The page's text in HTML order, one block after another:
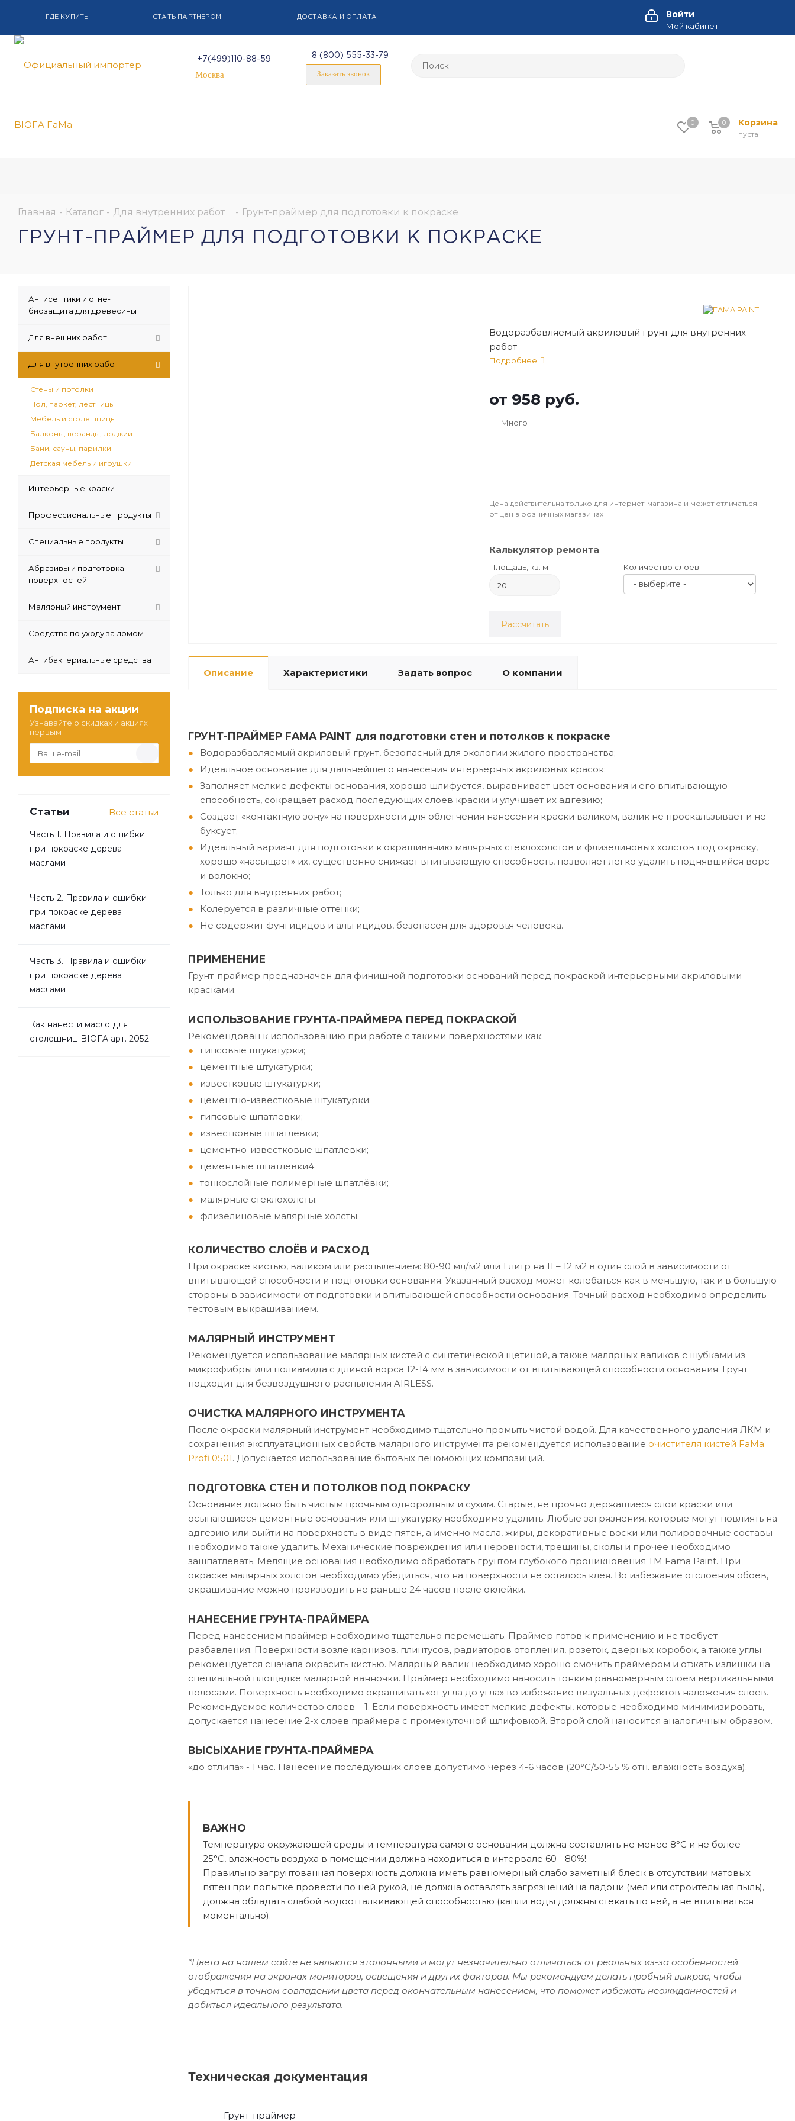
ГДЕ КУПИТЬ СТАТЬ ПАРТНЕРОМ ДОСТАВКА И ОПЛАТА Войти
Мой кабинет
+7(499)110-88-59
Москва
8 (800) 555-33-79
Заказать звонок
0 Корзина
пуста
0
Главная - Каталог - Для внутренних работ - Грунт-праймер для подготовки к покраске
ГРУНТ-ПРАЙМЕР ДЛЯ ПОДГОТОВКИ К ПОКРАСКЕ
Водоразбавляемый акриловый грунт для внутренних
работ
Подробнее
от 958 руб.
Много
Цена действительна только для интернет-магазина и может отличаться
от цен в розничных магазинах
Калькулятор ремонта
Площадь, кв. м Количество слоев
Рассчитать
Описание Характеристики Задать вопрос О компании
ГРУНТ-ПРАЙМЕР FAMA PAINT для подготовки стен и потолков к покраске
Водоразбавляемый акриловый грунт, безопасный для экологии жилого пространства;
Идеальное основание для дальнейшего нанесения интерьерных акриловых красок;
Заполняет мелкие дефекты основания, хорошо шлифуется, выравнивает цвет основания и его впитывающую
способность, сокращает расход последующих слоев краски и улучшает их адгезию;
Создает «контактную зону» на поверхности для облегчения нанесения краски валиком, валик не проскальзывает и не
буксует;
Идеальный вариант для подготовки к окрашиванию малярных стеклохолстов и флизелиновых холстов под окраску,
хорошо «насыщает» их, существенно снижает впитывающую способность, позволяет легко удалить поднявшийся ворс
и волокно;
Только для внутренних работ;
Колеруется в различные оттенки;
Не содержит фунгицидов и альгицидов, безопасен для здоровья человека.
ПРИМЕНЕНИЕ
Грунт-праймер предназначен для финишной подготовки оснований перед покраской интерьерными акриловыми
красками.
ИСПОЛЬЗОВАНИЕ ГРУНТА-ПРАЙМЕРА ПЕРЕД ПОКРАСКОЙ
Рекомендован к использованию при работе с такими поверхностями как:
гипсовые штукатурки;
цементные штукатурки;
известковые штукатурки;
цементно-известковые штукатурки;
гипсовые шпатлевки;
известковые шпатлевки;
цементно-известковые шпатлевки;
цементные шпатлевки4
тонкослойные полимерные шпатлёвки;
малярные стеклохолсты;
флизелиновые малярные холсты.
КОЛИЧЕСТВО СЛОЁВ И РАСХОД
При окраске кистью, валиком или распылением: 80-90 мл/м2 или 1 литр на 11 – 12 м2 в один слой в зависимости от
впитывающей способности и подготовки основания. Указанный расход может колебаться как в меньшую, так и в большую
стороны в зависимости от подготовки и впитывающей способности основания. Точный расход необходимо определить
тестовым выкрашиванием.
МАЛЯРНЫЙ ИНСТРУМЕНТ
Рекомендуется использование малярных кистей с синтетической щетиной, а также малярных валиков с шубками из
микрофибры или полиамида с длиной ворса 12-14 мм в зависимости от впитывающей способности основания. Грунт
подходит для безвоздушного распыления AIRLESS.
ОЧИСТКА МАЛЯРНОГО ИНСТРУМЕНТА
После окраски малярный инструмент необходимо тщательно промыть чистой водой. Для качественного удаления ЛКМ и
сохранения эксплуатационных свойств малярного инструмента рекомендуется использование очистителя кистей FaMa
Profi 0501. Допускается использование бытовых пеномоющих композиций.
ПОДГОТОВКА СТЕН И ПОТОЛКОВ ПОД ПОКРАСКУ
Основание должно быть чистым прочным однородным и сухим. Старые, не прочно держащиеся слои краски или
осыпающиеся цементные основания или штукатурку необходимо удалить. Любые загрязнения, которые могут повлиять на
адгезию или выйти на поверхность в виде пятен, а именно масла, жиры, декоративные воски или полировочные составы
необходимо также удалить. Механические повреждения или неровности, трещины, сколы и прочее необходимо
зашпатлевать. Мелящие основания необходимо обработать грунтом глубокого проникновения ТМ Fama Paint. При
окраске малярных холстов необходимо убедиться, что на поверхности не осталось клея. Во избежание отслоения обоев,
окрашивание можно производить не раньше 24 часов после оклейки.
НАНЕСЕНИЕ ГРУНТА-ПРАЙМЕРА
Перед нанесением праймер необходимо тщательно перемешать. Праймер готов к применению и не требует
разбавления. Поверхности возле карнизов, плинтусов, радиаторов отопления, розеток, дверных коробок, а также углы
рекомендуется сначала окрасить кистью. Малярный валик необходимо хорошо смочить праймером и отжать излишки на
специальной площадке малярной ванночки. Праймер необходимо наносить тонким равномерным слоем вертикальными
полосами. Поверхность необходимо окрашивать «от угла до угла» во избежание визуальных дефектов наложения слоев.
Рекомендуемое количество слоев – 1. Если поверхность имеет мелкие дефекты, которые необходимо минимизировать,
допускается нанесение 2-х слоев праймера с промежуточной шлифовкой. Второй слой наносится аналогичным образом.
ВЫСЫХАНИЕ ГРУНТА-ПРАЙМЕРА
«до отлипа» - 1 час. Нанесение последующих слоёв допустимо через 4-6 часов (20°C/50-55 % отн. влажность воздуха).
ВАЖНО
Температура окружающей среды и температура самого основания должна составлять не менее 8°C и не более
25°C, влажность воздуха в помещении должна находиться в интервале 60 - 80%!
Правильно загрунтованная поверхность должна иметь равномерный слабо заметный блеск в отсутствии матовых
пятен при попытке провести по ней рукой, не должна оставлять загрязнений на ладони (мел или строительная пыль),
должна обладать слабой водоотталкивающей способностью (капли воды должны стекать по ней, а не впитываться
моментально).
*Цвета на нашем сайте не являются эталонными и могут незначительно отличаться от реальных из-за особенностей
отображения на экранах мониторов, освещения и других факторов. Мы рекомендуем делать пробный выкрас, чтобы
убедиться в точном совпадении цвета перед окончательным нанесением, что поможет избежать неожиданностей и
добиться идеального результата.
Техническая документация
Грунт-праймер
Антисептики и огне-
биозащита для древесины
Для внешних работ
Для внутренних работ
Стены и потолки
Пол, паркет, лестницы
Мебель и столешницы
Балконы, веранды, лоджии
Бани, сауны, парилки
Детская мебель и игрушки
Интерьерные краски
Профессиональные продукты
Специальные продукты
Абразивы и подготовка
поверхностей
Малярный инструмент
Средства по уходу за домом
Антибактериальные средства
Подписка на акции
Узнавайте о скидках и акциях
первым
Статьи Все статьи
Часть 1. Правила и ошибки
при покраске дерева
маслами
Часть 2. Правила и ошибки
при покраске дерева
маслами
Часть 3. Правила и ошибки
при покраске дерева
маслами
Как нанести масло для
столешниц BIOFA арт. 2052